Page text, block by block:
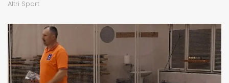
Altri Sport